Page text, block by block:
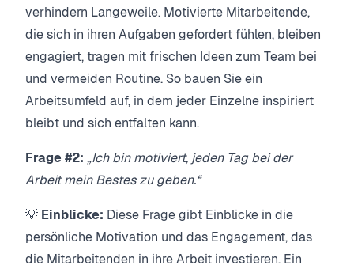
verhindern Langeweile. Motivierte Mitarbeitende,
die sich in ihren Aufgaben gefordert fühlen, bleiben
engagiert, tragen mit frischen Ideen zum Team bei
und vermeiden Routine. So bauen Sie ein
Arbeitsumfeld auf, in dem jeder Einzelne inspiriert
bleibt und sich entfalten kann.
Frage #2: „Ich bin motiviert, jeden Tag bei der
Arbeit mein Bestes zu geben.“
💡 Einblicke: Diese Frage gibt Einblicke in die
persönliche Motivation und das Engagement, das
die Mitarbeitenden in ihre Arbeit investieren. Ein